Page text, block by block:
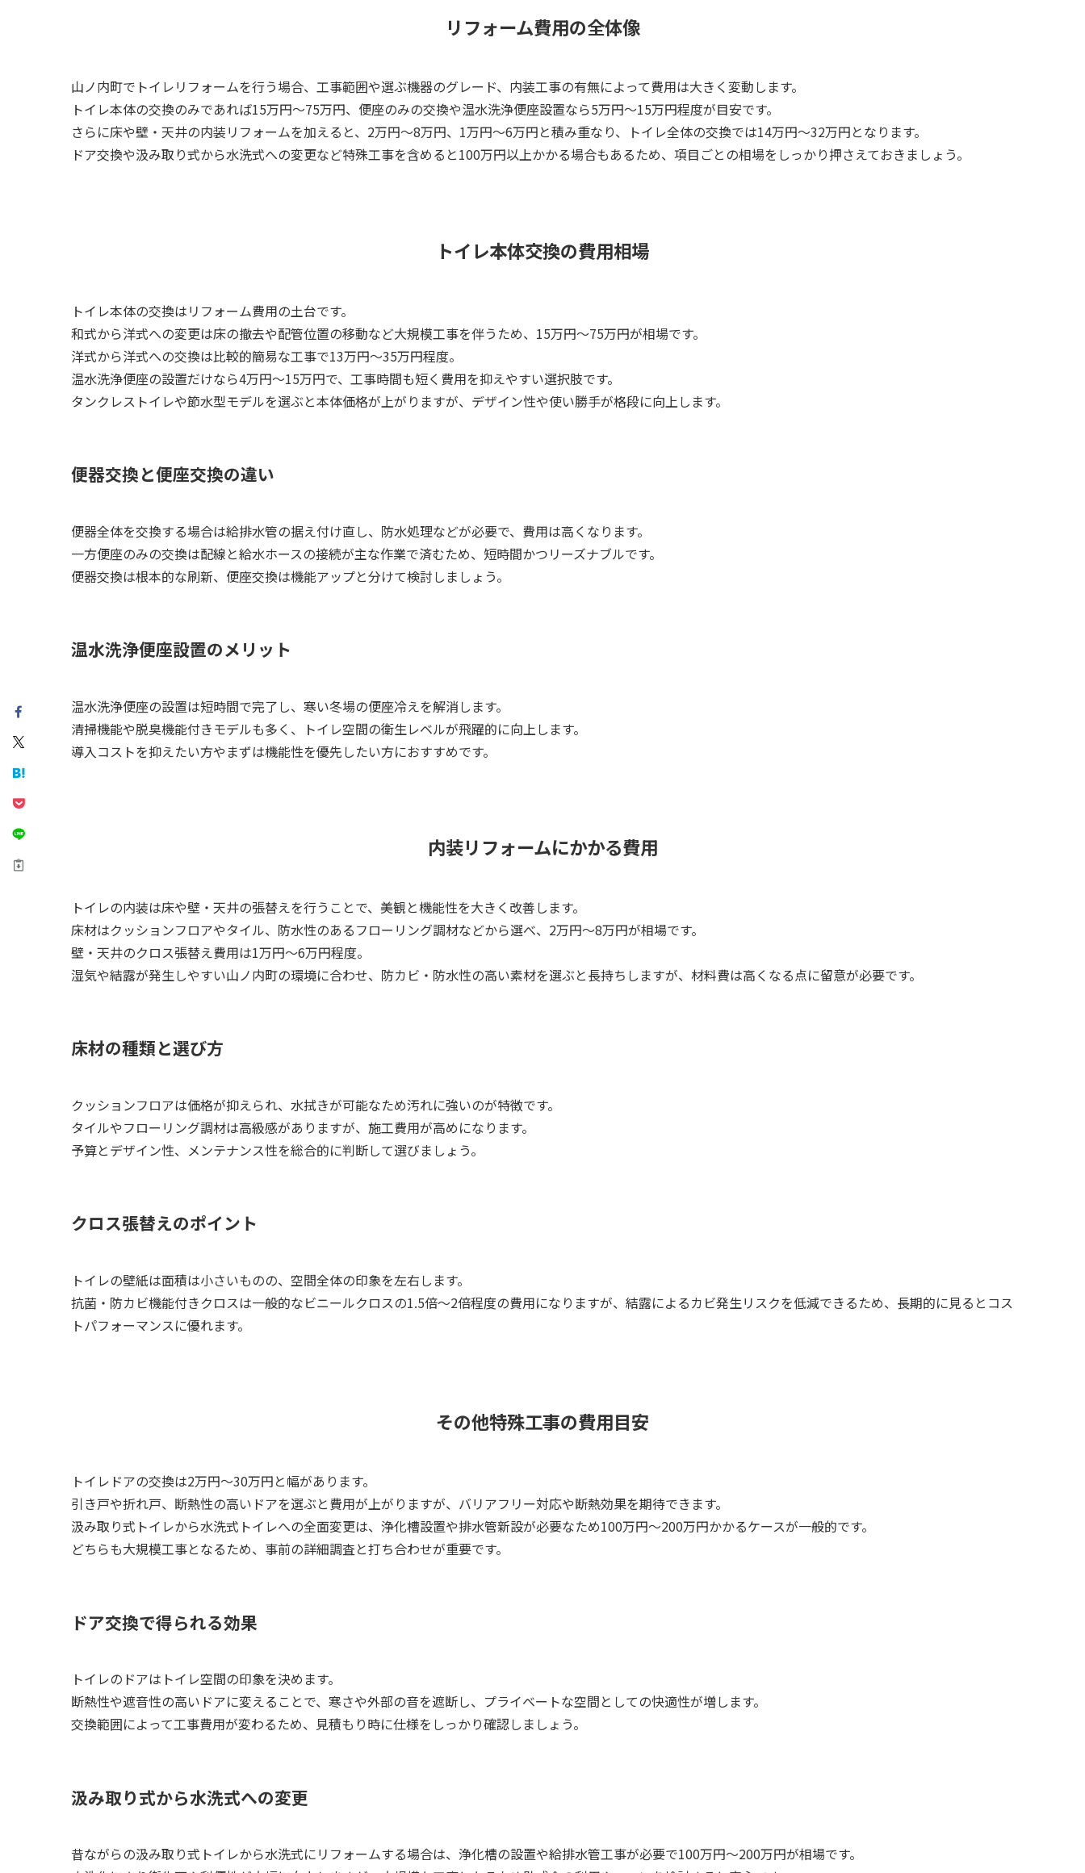
リフォーム費用の全体像
山ノ内町でトイレリフォームを行う場合、工事範囲や選ぶ機器のグレード、内装工事の有無によって費用は大きく変動します。
トイレ本体の交換のみであれば15万円～75万円、便座のみの交換や温水洗浄便座設置なら5万円～15万円程度が目安です。
さらに床や壁・天井の内装リフォームを加えると、2万円～8万円、1万円～6万円と積み重なり、トイレ全体の交換では14万円～32万円となります。
ドア交換や汲み取り式から水洗式への変更など特殊工事を含めると100万円以上かかる場合もあるため、項目ごとの相場をしっかり押さえておきましょう。
トイレ本体交換の費用相場
トイレ本体の交換はリフォーム費用の土台です。
和式から洋式への変更は床の撤去や配管位置の移動など大規模工事を伴うため、15万円～75万円が相場です。
洋式から洋式への交換は比較的簡易な工事で13万円～35万円程度。
温水洗浄便座の設置だけなら4万円～15万円で、工事時間も短く費用を抑えやすい選択肢です。
タンクレストイレや節水型モデルを選ぶと本体価格が上がりますが、デザイン性や使い勝手が格段に向上します。
便器交換と便座交換の違い
便器全体を交換する場合は給排水管の据え付け直し、防水処理などが必要で、費用は高くなります。
一方便座のみの交換は配線と給水ホースの接続が主な作業で済むため、短時間かつリーズナブルです。
便器交換は根本的な刷新、便座交換は機能アップと分けて検討しましょう。
温水洗浄便座設置のメリット
温水洗浄便座の設置は短時間で完了し、寒い冬場の便座冷えを解消します。
清掃機能や脱臭機能付きモデルも多く、トイレ空間の衛生レベルが飛躍的に向上します。
導入コストを抑えたい方やまずは機能性を優先したい方におすすめです。
内装リフォームにかかる費用
トイレの内装は床や壁・天井の張替えを行うことで、美観と機能性を大きく改善します。
床材はクッションフロアやタイル、防水性のあるフローリング調材などから選べ、2万円～8万円が相場です。
壁・天井のクロス張替え費用は1万円～6万円程度。
湿気や結露が発生しやすい山ノ内町の環境に合わせ、防カビ・防水性の高い素材を選ぶと長持ちしますが、材料費は高くなる点に留意が必要です。
床材の種類と選び方
クッションフロアは価格が抑えられ、水拭きが可能なため汚れに強いのが特徴です。
タイルやフローリング調材は高級感がありますが、施工費用が高めになります。
予算とデザイン性、メンテナンス性を総合的に判断して選びましょう。
クロス張替えのポイント
トイレの壁紙は面積は小さいものの、空間全体の印象を左右します。
抗菌・防カビ機能付きクロスは一般的なビニールクロスの1.5倍～2倍程度の費用になりますが、結露によるカビ発生リスクを低減できるため、長期的に見るとコス
トパフォーマンスに優れます。
その他特殊工事の費用目安
トイレドアの交換は2万円～30万円と幅があります。
引き戸や折れ戸、断熱性の高いドアを選ぶと費用が上がりますが、バリアフリー対応や断熱効果を期待できます。
汲み取り式トイレから水洗式トイレへの全面変更は、浄化槽設置や排水管新設が必要なため100万円～200万円かかるケースが一般的です。
どちらも大規模工事となるため、事前の詳細調査と打ち合わせが重要です。
ドア交換で得られる効果
トイレのドアはトイレ空間の印象を決めます。
断熱性や遮音性の高いドアに変えることで、寒さや外部の音を遮断し、プライベートな空間としての快適性が増します。
交換範囲によって工事費用が変わるため、見積もり時に仕様をしっかり確認しましょう。
汲み取り式から水洗式への変更
昔ながらの汲み取り式トイレから水洗式にリフォームする場合は、浄化槽の設置や給排水管工事が必要で100万円～200万円が相場です。